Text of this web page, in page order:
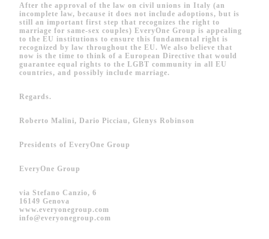
After the approval of the law on civil unions in Italy (an
incomplete law, because it does not include adoptions, but is
still an important first step that recognizes the right to
marriage for same-sex couples) EveryOne Group is appealing
to the EU institutions to ensure this fundamental right is
recognized by law throughout the EU. We also believe that
now is the time to think of a European Directive that would
guarantee equal rights to the LGBT community in all EU
countries, and possibly include marriage.
Regards.
Roberto Malini, Dario Picciau, Glenys Robinson
Presidents of EveryOne Group
EveryOne Group
via Stefano Canzio, 6
16149 Genova
www.everyonegroup.com
info@everyonegroup.com